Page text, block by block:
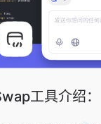
工具介绍：